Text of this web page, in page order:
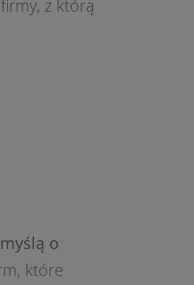
z którą
o
które